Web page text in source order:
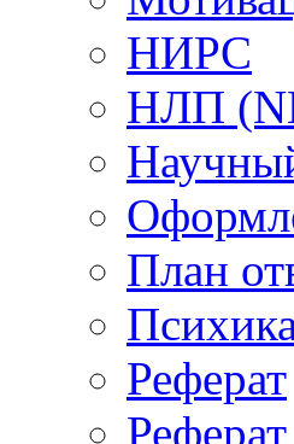
НИРС
НЛП
План
Реферат